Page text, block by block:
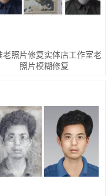
老照片修复实体店工作室老
照片模糊修复